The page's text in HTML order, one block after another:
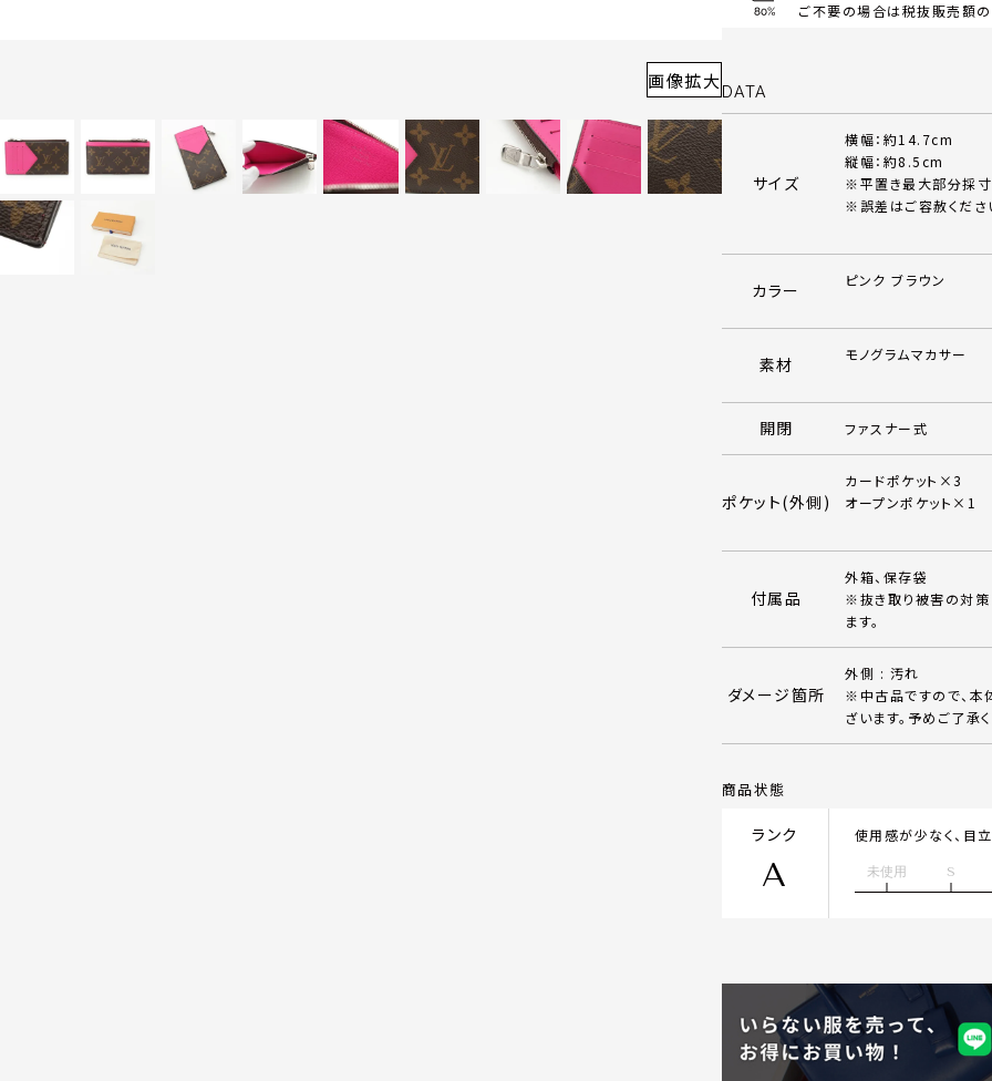
画像拡大
ご不要の場合は税抜販売額
DATA
サイズ
横幅：約14.7cm
縦幅：約8.5cm
※平置き最大部分採寸
※誤差はご容赦くださ
カラー ピンク ブラウン
素材 モノグラムマカサー
開閉 ファスナー式
ポケット(外側)
カードポケット×3
オープンポケット×1
付属品
外箱、保存袋
※抜き取り被害の対策
ます。
ダメージ箇所
外側 : 汚れ
※中古品ですので、本
ざいます。予めご了承
商品状態
ランク
A
使用感が少なく、目
未使用 S